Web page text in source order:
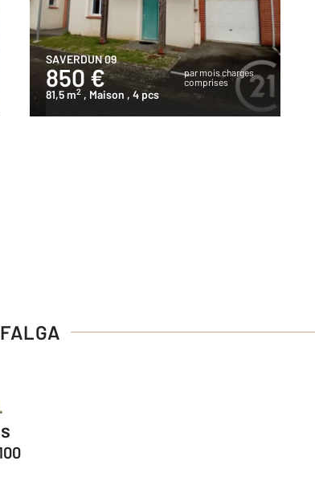
SAVERDUN 09
850 €
par mois charges
comprises
81,5 m2 , Maison , 4 pcs